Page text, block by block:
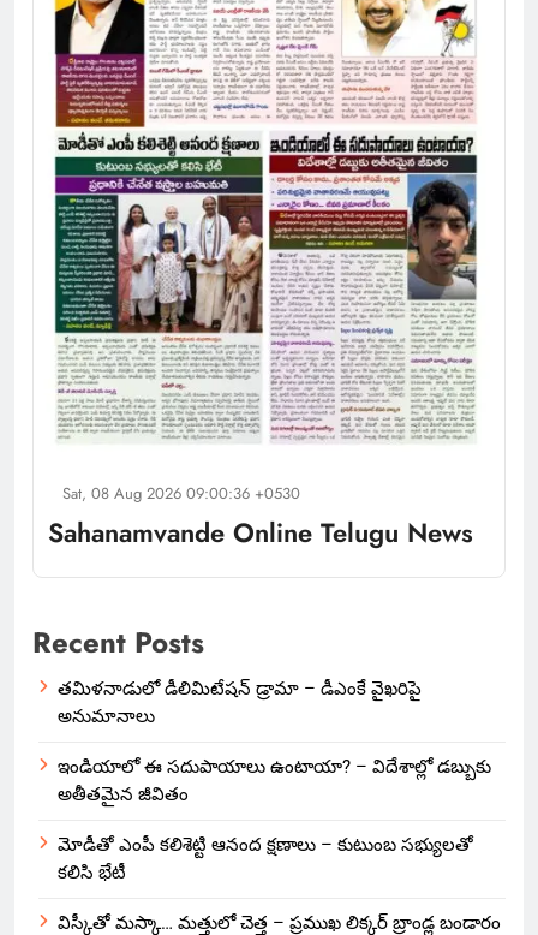
Sat, 08 Aug 2026 09:00:36 +0530
Sahanamvande Online Telugu News
Recent Posts
తమిళనాడులో డీలిమిటేషన్ డ్రామా – డీఎంకే వైఖరిపై
అనుమానాలు
ఇండియాలో‌ ఈ సదుపాయాలు ఉంటాయా? – విదేశాల్లో డబ్బుకు
అతీతమైన జీవితం
మోడీతో ఎంపీ కలిశెట్టి ఆనంద క్షణాలు – కుటుంబ సభ్యులతో
కలిసి భేటీ
విస్కీతో మస్కా… మత్తులో చెత్త – ప్రముఖ లిక్కర్ బ్రాండ్ల బండారం